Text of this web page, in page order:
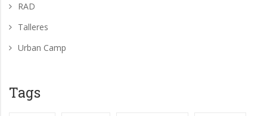
RAD
Talleres
Urban Camp
Tags